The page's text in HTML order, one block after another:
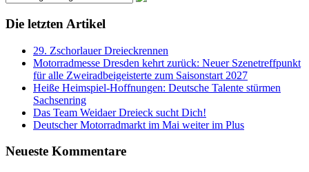
Die letzten Artikel
29. Zschorlauer Dreieckrennen
Motorradmesse Dresden kehrt zurück: Neuer Szenetreffpunkt
für alle Zweiradbeigeisterte zum Saisonstart 2027
Heiße Heimspiel-Hoffnungen: Deutsche Talente stürmen
Sachsenring
Das Team Weidaer Dreieck sucht Dich!
Deutscher Motorradmarkt im Mai weiter im Plus
Neueste Kommentare